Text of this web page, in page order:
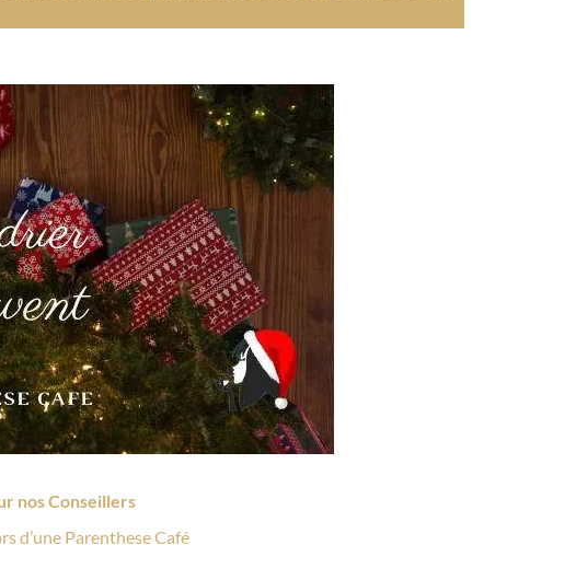
nos Conseillers
d’une Parenthese Café